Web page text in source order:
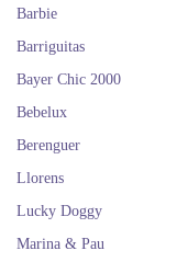
Barbie
Barriguitas
Bayer Chic 2000
Bebelux
Berenguer
Llorens
Lucky Doggy
Marina & Pau